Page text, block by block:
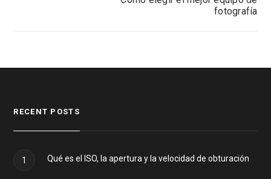
fotografía
RECENT POSTS
1 Qué es el ISO, la apertura y la velocidad de obturación